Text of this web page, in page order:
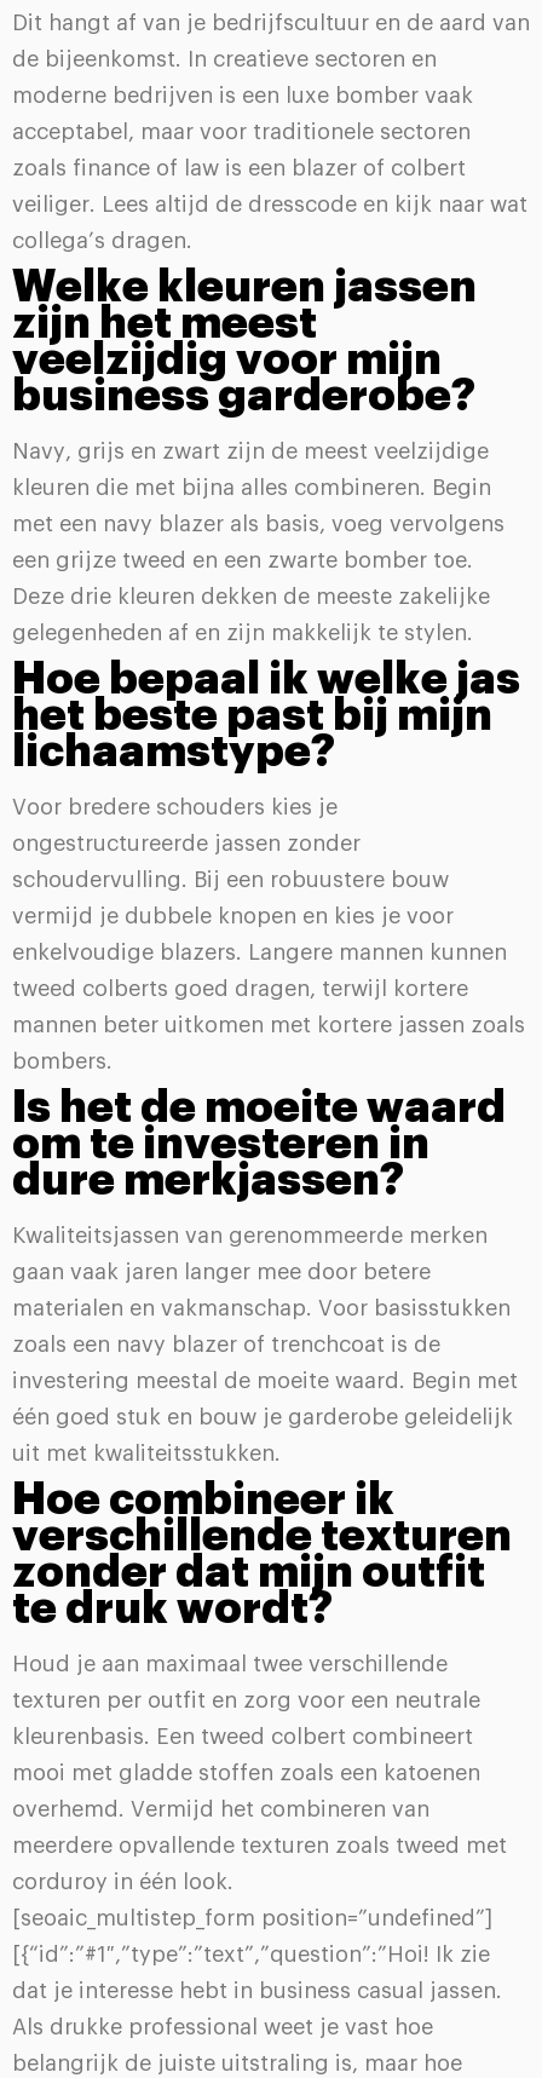
Dit hangt af van je bedrijfscultuur en de aard van
de bijeenkomst. In creatieve sectoren en
moderne bedrijven is een luxe bomber vaak
acceptabel, maar voor traditionele sectoren
zoals finance of law is een blazer of colbert
veiliger. Lees altijd de dresscode en kijk naar wat
collega’s dragen.
Welke kleuren jassen
zijn het meest
veelzijdig voor mijn
business garderobe?
Navy, grijs en zwart zijn de meest veelzijdige
kleuren die met bijna alles combineren. Begin
met een navy blazer als basis, voeg vervolgens
een grijze tweed en een zwarte bomber toe.
Deze drie kleuren dekken de meeste zakelijke
gelegenheden af en zijn makkelijk te stylen.
Hoe bepaal ik welke jas
het beste past bij mijn
lichaamstype?
Voor bredere schouders kies je
ongestructureerde jassen zonder
schoudervulling. Bij een robuustere bouw
vermijd je dubbele knopen en kies je voor
enkelvoudige blazers. Langere mannen kunnen
tweed colberts goed dragen, terwijl kortere
mannen beter uitkomen met kortere jassen zoals
bombers.
Is het de moeite waard
om te investeren in
dure merkjassen?
Kwaliteitsjassen van gerenommeerde merken
gaan vaak jaren langer mee door betere
materialen en vakmanschap. Voor basisstukken
zoals een navy blazer of trenchcoat is de
investering meestal de moeite waard. Begin met
één goed stuk en bouw je garderobe geleidelijk
uit met kwaliteitsstukken.
Hoe combineer ik
verschillende texturen
zonder dat mijn outfit
te druk wordt?
Houd je aan maximaal twee verschillende
texturen per outfit en zorg voor een neutrale
kleurenbasis. Een tweed colbert combineert
mooi met gladde stoffen zoals een katoenen
overhemd. Vermijd het combineren van
meerdere opvallende texturen zoals tweed met
corduroy in één look.
[seoaic_multistep_form position=”undefined”]
[{“id”:”#1″,”type”:”text”,”question”:”Hoi! Ik zie
dat je interesse hebt in business casual jassen.
Als drukke professional weet je vast hoe
belangrijk de juiste uitstraling is, maar hoe